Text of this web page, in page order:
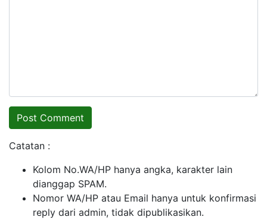
Catatan :
Kolom No.WA/HP hanya angka, karakter lain
dianggap SPAM.
Nomor WA/HP atau Email hanya untuk konfirmasi
reply dari admin, tidak dipublikasikan.